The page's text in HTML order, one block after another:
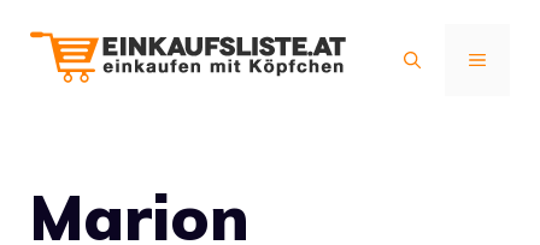
Inhalt
MENÜ
Marion